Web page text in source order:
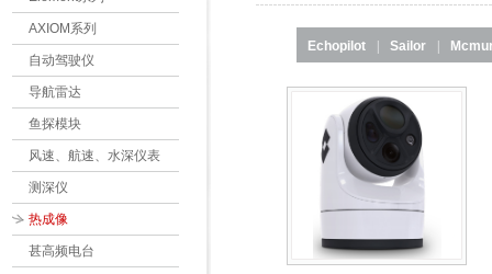
AXIOM系列
自动驾驶仪
导航雷达
鱼探模块
风速、航速、水深仪表
测深仪
热成像
甚高频电台
Echopilot Sailor